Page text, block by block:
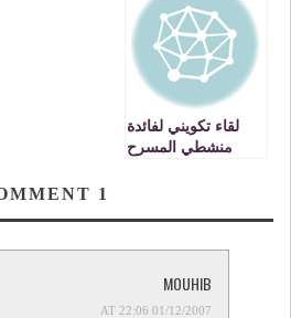
لقاء تكويني لفائدة
منشطي المسرح
1
MOUHIB
01/12/2007 AT 22:06